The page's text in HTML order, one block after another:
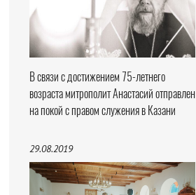
В связи с достижением 75-летнего
возраста митрополит Анастасий отправлен
на покой с правом служения в Казани
29.08.2019